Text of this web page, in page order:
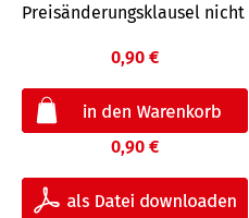
Preisänderungsklausel
0,90 €
0,90 €